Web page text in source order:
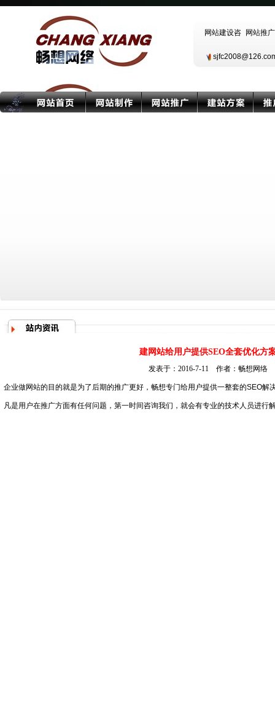
建网站给用户提供SEO全套优化方
发表于：2016-7-11 作者：畅想网络
企业做网站的目的就是为了后期的推广更好，畅想专门给用户提供一整套的SEO解
凡是用户在推广方面有任何问题，第一时间咨询我们，就会有专业的技术人员进行